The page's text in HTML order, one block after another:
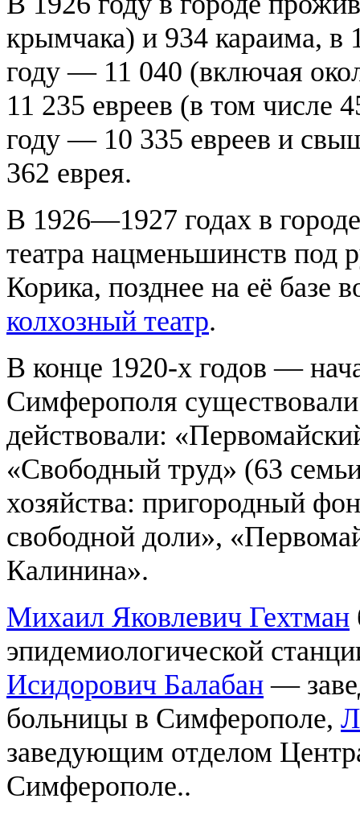
крымчака) и 934 караима, в
году — 11 040 (включая
11 235 евреев (в том числе
году — 10 335 евреев и
362 еврея.
В 1926—1927 годах в
театра нацменьшинств под
Корика, позднее на её базе
колхозный театр.
В конце 1920-х годов —
Симферополя
действовали:
«Свободный труд» (63
хозяйства: пригородный
свободной доли»,
Калинина».
Михаил Яковлевич Гехтман
эпидемиологической
Исидорович Балабан —
больницы в Симферополе,
заведующим отделом
Симферополе..